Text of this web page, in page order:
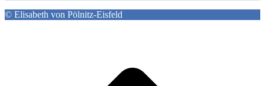
© Elisabeth von Pölnitz-Eisfeld